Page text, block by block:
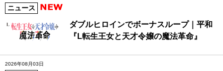
ニュース
ダブルヒロインでボーナスループ｜平和
『L転生王女と天才令嬢の魔法革命』
2026年08月03日